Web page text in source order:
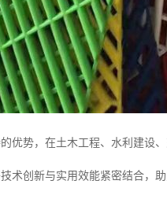
优势，在土木工程、水利建设
术创新与实用效能紧密结合，